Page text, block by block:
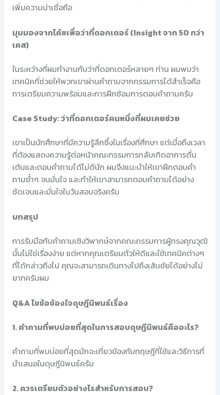
เพิ่มความน่าเชื่อถือ
มุมมองจากโค้ชเพื่อว่าที่ดอกเตอร์ (Insight จาก 50 กว่า
เคส)
ในระหว่างที่ผมทำงานกับว่าที่ดอกเตอร์หลายๆ ท่าน ผมพบว่า
เทคนิคที่ช่วยให้พวกเขาผ่านคำถามจากกรรมการได้สำเร็จคือ
การเตรียมความพร้อมและการฝึกซ้อมการตอบคำถามครับ
Case Study: ว่าที่ดอกเตอร์คนหนึ่งที่ผมเคยช่วย
เขาเป็นนักศึกษาที่มีความรู้ลึกซึ้งในเรื่องที่ศึกษา แต่เมื่อถึงเวลา
ที่ต้องแสดงความรู้ต่อหน้าคณะกรรมการกลับเกิดอาการตื่น
เต้นและตอบคำถามได้ไม่ดีนัก ผมจึงแนะนำให้เขาฝึกตอบคำ
ถามซ้ำๆ จนมั่นใจ และทำให้เขาสามารถตอบคำถามได้อย่าง
ชัดเจนและมั่นใจในวันสอบจริงครับ
บทสรุป
การรับมือกับคำถามเชิงวิพากษ์จากคณะกรรมการผู้ทรงคุณวุฒิ
นั้นไม่ใช่เรื่องง่าย แต่หากคุณเตรียมตัวให้ดีและใช้เทคนิคต่างๆ
ที่ได้กล่าวถึงไป คุณจะสามารถเดินทางไปถึงเส้นชัยได้อย่างไม่
ยากครับผม
Q&A ไขข้อข้องใจดุษฎีนิพนธ์เรื่อง
1. คำถามที่พบบ่อยที่สุดในการสอบดุษฎีนิพนธ์คืออะไร?
คำถามที่พบบ่อยที่สุดมักจะเกี่ยวข้องกับทฤษฎีที่ใช้และวิธีการที่
นำเสนอในดุษฎีนิพนธ์ครับ
2. ควรเตรียมตัวอย่างไรสำหรับการสอบ?